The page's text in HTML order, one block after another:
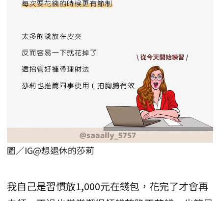
圖／IG@想退休的莎莉
我自己是習慣放1,000元在錢包，花完了才會再